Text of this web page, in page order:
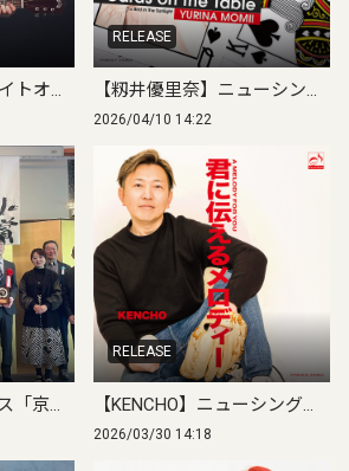
【和田全孝】公式サイトオープン／第2回マンスリー配信ライブ開催（4月18日）
RELEASE
【籾井優里奈】ニューシングル「ひらいたトランプ」4/15（水）デジタルリリース！
2026/04/10 14:22
冴沢鐘己プロデュース「京都短編ミステリー新人賞」第1回授賞式を開催
RELEASE
【KENCHO】ニューシングル「君に伝えるメロディー」2026年4月2日 デジタルリリース
2026/03/30 14:18